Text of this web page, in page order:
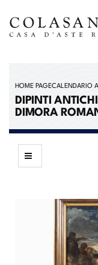
HOME PAGECALENDARIO
DIPINTI
DIMORA